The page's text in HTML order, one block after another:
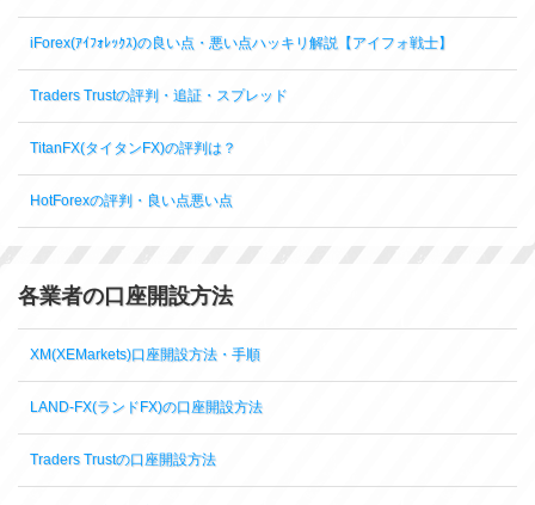
iForex(ｱｲﾌｫﾚｯｸｽ)の良い点・悪い点ハッキリ解説【アイフォ戦士】
Traders Trustの評判・追証・スプレッド
TitanFX(タイタンFX)の評判は？
HotForexの評判・良い点悪い点
各業者の口座開設方法
XM(XEMarkets)口座開設方法・手順
LAND-FX(ランドFX)の口座開設方法
Traders Trustの口座開設方法